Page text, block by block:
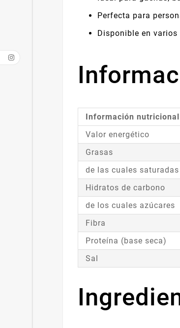
Perfecta para
Disponible en varios
Información nutricional
Valor energético
Grasas
de las cuales saturadas
Hidratos de carbono
de los cuales azúcares
Fibra
Proteína (base seca)
Sal